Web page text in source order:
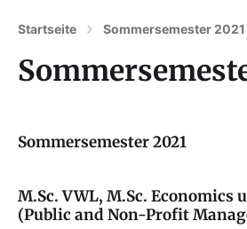
Startseite Sommersemester 2021
Sommersemester 2021
M.Sc. VWL, M.Sc. Economics
(Public and Non-Profit